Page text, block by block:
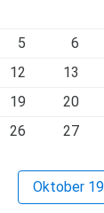
5 6
12 13
19 20
26 27
Oktober